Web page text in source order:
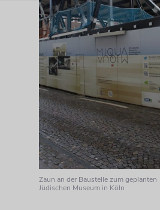
Zaun an der Baustelle zum geplanten
Jüdischen Museum in Köln